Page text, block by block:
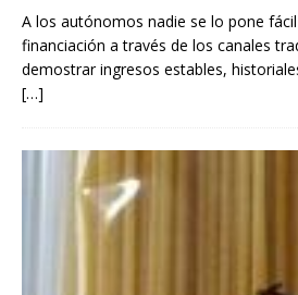
A los autónomos nadie se lo pone
financiación a través de los canales
demostrar ingresos estables,
[…]